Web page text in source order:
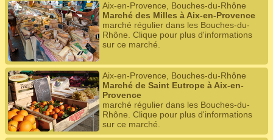
Aix-en-Provence, Bouches-du-Rhône
Marché des Milles à Aix-en-Provence
marché régulier dans les Bouches-du-
Rhône. Clique pour plus d'informations
sur ce marché.
Aix-en-Provence, Bouches-du-Rhône
Marché de Saint Eutrope à Aix-en-
Provence
marché régulier dans les Bouches-du-
Rhône. Clique pour plus d'informations
sur ce marché.